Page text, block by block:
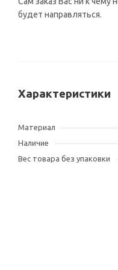
будет направляться.
Характеристики
Материал
Наличие
Вес товара без упаковки